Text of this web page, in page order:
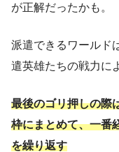
が正解だったかも。
派遣できるワールド
遣英雄たちの戦力に
最後のゴリ押しの際
枠にまとめて、一番
を繰り返す